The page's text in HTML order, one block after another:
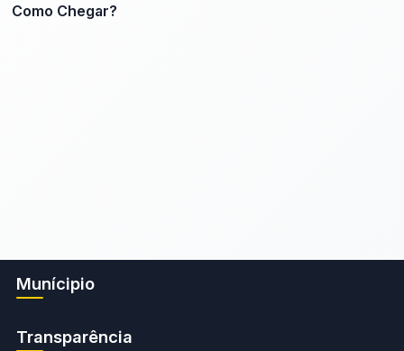
Como Chegar?
Munícipio
Transparência